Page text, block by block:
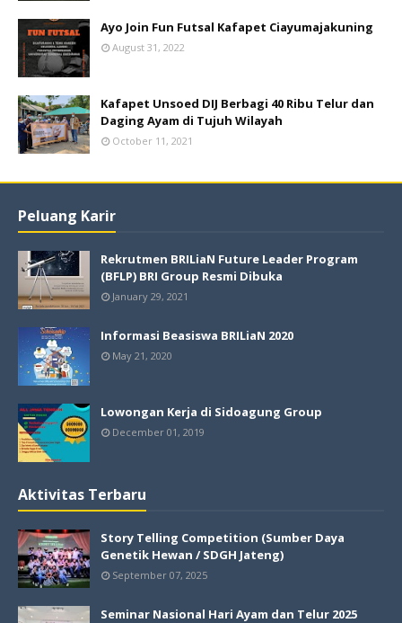
Ayo Join Fun Futsal Kafapet Ciayumajakuning
August 31, 2022
Kafapet Unsoed DIJ Berbagi 40 Ribu Telur dan
Daging Ayam di Tujuh Wilayah
October 11, 2021
Peluang Karir
Rekrutmen BRILiaN Future Leader Program
(BFLP) BRI Group Resmi Dibuka
January 29, 2021
Informasi Beasiswa BRILiaN 2020
May 21, 2020
Lowongan Kerja di Sidoagung Group
December 01, 2019
Aktivitas Terbaru
Story Telling Competition (Sumber Daya
Genetik Hewan / SDGH Jateng)
September 07, 2025
Seminar Nasional Hari Ayam dan Telur 2025